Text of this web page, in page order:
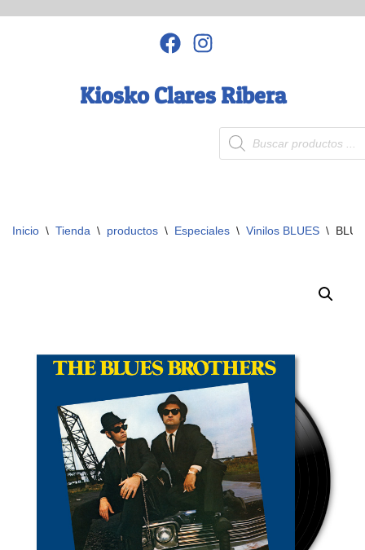
Kiosko Clares Ribera
Inicio \ Tienda \ productos \ Especiales \ Vinilos BLUES \